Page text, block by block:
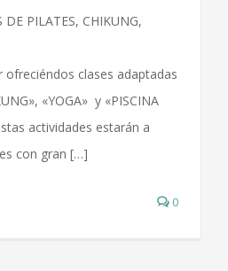
DE PILATES, CHIKUNG,
clases adaptadas
«YOGA» y «PISCINA
actividades estarán a
con gran […]
0